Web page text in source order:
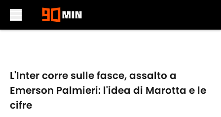
L'Inter corre sulle fasce, assalto a
Emerson Palmieri: l'idea di Marotta e le
cifre